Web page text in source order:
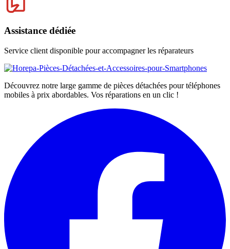
Assistance dédiée
Service client disponible pour accompagner les réparateurs
Découvrez notre large gamme de pièces détachées pour téléphones
mobiles à prix abordables. Vos réparations en un clic !